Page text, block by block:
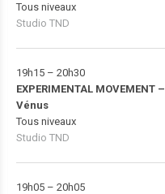
Tous niveaux
Studio TND
19h15 – 20h30
EXPERIMENTAL MOVEMENT –
Vénus
Tous niveaux
Studio TND
19h05 – 20h05